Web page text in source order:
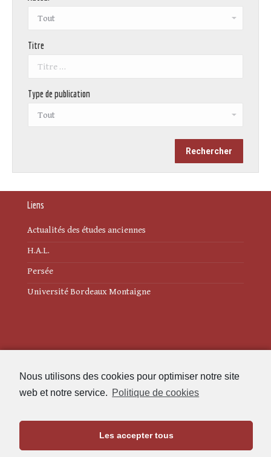
Nous utilisons des cookies pour optimiser notre site
web et notre service. Politique de cookies
Les accepter tous
Titre
Type de publication
Liens
Actualités des études anciennes
H.A.L.
Persée
Université Bordeaux Montaigne
Politique de cookies (UE)
Maison de l'Archéologie